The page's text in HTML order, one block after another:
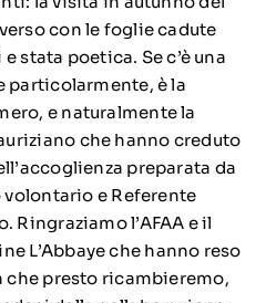
con le foglie cadute
stata poetica. Se c’è una
particolarmente, è la
e naturalmente la
che hanno creduto
preparata da
e Referente
Ringraziamo l’AFAA e il
L’Abbaye che hanno reso
che presto ricambieremo,